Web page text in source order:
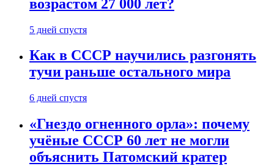
возрастом 27 000 лет?
5 дней спустя
Как в СССР научились разгонять
тучи раньше остального мира
6 дней спустя
«Гнездо огненного орла»: почему
учёные СССР 60 лет не могли
объяснить Патомский кратер